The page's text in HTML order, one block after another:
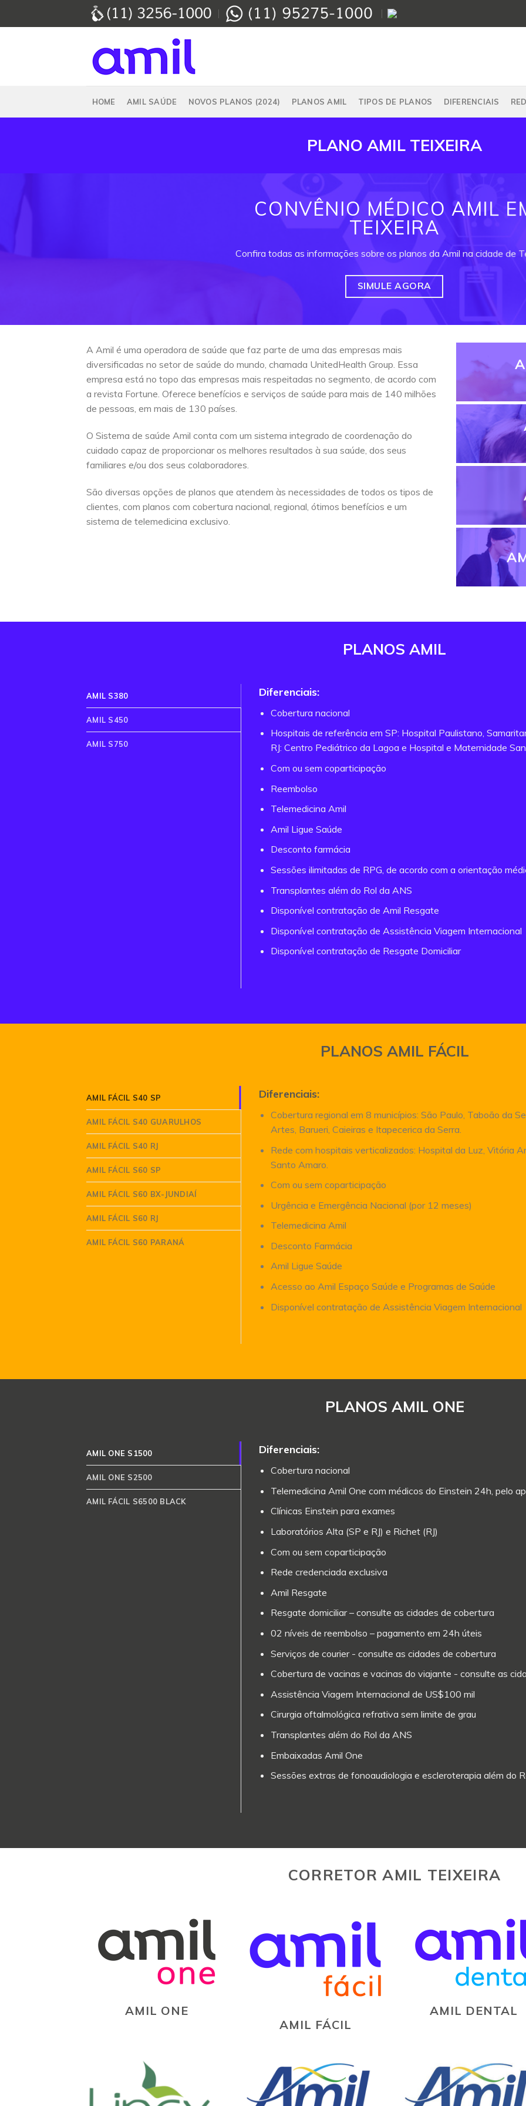
HOME AMIL SAÚDE NOVOS PLANOS (2024) PLANOS AMIL TIPOS DE PLANOS DIFERENCIAIS
PLANO AMIL TEIXEIRA
CONVÊNIO MÉDICO AMIL
TEIXEIRA
Confira todas as informações sobre os planos da Amil na cidade de
SIMULE AGORA
A Amil é uma operadora de saúde que faz parte de uma das empresas mais
diversificadas no setor de saúde do mundo, chamada UnitedHealth Group. Essa
empresa está no topo das empresas mais respeitadas no segmento, de acordo com
a revista Fortune. Oferece benefícios e serviços de saúde para mais de 140 milhões
de pessoas, em mais de 130 países.
O Sistema de saúde Amil conta com um sistema integrado de coordenação do
cuidado capaz de proporcionar os melhores resultados à sua saúde, dos seus
familiares e/ou dos seus colaboradores.
São diversas opções de planos que atendem às necessidades de todos os tipos de
clientes, com planos com cobertura nacional, regional, ótimos benefícios e um
sistema de telemedicina exclusivo.
PLANOS AMIL
AMIL S380
AMIL S450
AMIL S750
Diferenciais:
Cobertura nacional
Hospitais de referência em SP: Hospital Paulistano,
RJ: Centro Pediátrico da Lagoa e Hospital e Maternidade
Com ou sem coparticipação
Reembolso
Telemedicina Amil
Amil Ligue Saúde
Desconto farmácia
Sessões ilimitadas de RPG, de acordo com a orientação
Transplantes além do Rol da ANS
Disponível contratação de Amil Resgate
Disponível contratação de Assistência Viagem Internacional
Disponível contratação de Resgate Domiciliar
PLANOS AMIL FÁCIL
AMIL FÁCIL S40 SP
AMIL FÁCIL S40 GUARULHOS
AMIL FÁCIL S40 RJ
AMIL FÁCIL S60 SP
AMIL FÁCIL S60 BX-JUNDIAÍ
AMIL FÁCIL S60 RJ
AMIL FÁCIL S60 PARANÁ
Diferenciais:
Cobertura regional em 8 municípios: São Paulo, Taboão da
Artes, Barueri, Caieiras e Itapecerica da Serra.
Rede com hospitais verticalizados: Hospital da Luz, Vitória
Santo Amaro.
Com ou sem coparticipação
Urgência e Emergência Nacional (por 12 meses)
Telemedicina Amil
Desconto Farmácia
Amil Ligue Saúde
Acesso ao Amil Espaço Saúde e Programas de Saúde
Disponível contratação de Assistência Viagem Internacional
PLANOS AMIL ONE
AMIL ONE S1500
AMIL ONE S2500
AMIL FÁCIL S6500 BLACK
Diferenciais:
Cobertura nacional
Telemedicina Amil One com médicos do Einstein 24h, pelo
Clínicas Einstein para exames
Laboratórios Alta (SP e RJ) e Richet (RJ)
Com ou sem coparticipação
Rede credenciada exclusiva
Amil Resgate
Resgate domiciliar – consulte as cidades de cobertura
02 níveis de reembolso – pagamento em 24h úteis
Serviços de courier - consulte as cidades de cobertura
Cobertura de vacinas e vacinas do viajante - consulte as
Assistência Viagem Internacional de US$100 mil
Cirurgia oftalmológica refrativa sem limite de grau
Transplantes além do Rol da ANS
Embaixadas Amil One
Sessões extras de fonoaudiologia e escleroterapia além do
CORRETOR AMIL TEIXEIRA
AMIL ONE
AMIL FÁCIL
AMIL DENTAL